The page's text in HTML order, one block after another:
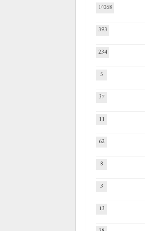
1٬068
393
234
5
37
11
62
8
3
13